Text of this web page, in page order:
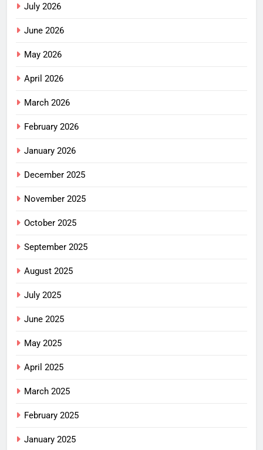
July 2026
June 2026
May 2026
April 2026
March 2026
February 2026
January 2026
December 2025
November 2025
October 2025
September 2025
August 2025
July 2025
June 2025
May 2025
April 2025
March 2025
February 2025
January 2025